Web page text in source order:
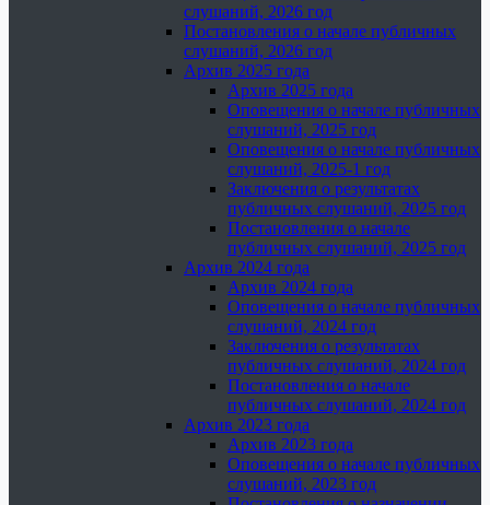
слушаний, 2026 год
Постановления о начале публичных
слушаний, 2026 год
Архив 2025 года
Архив 2025 года
Оповещения о начале публичных
слушаний, 2025 год
Оповещения о начале публичных
слушаний, 2025-1 год
Заключения о результатах
публичных слушаний, 2025 год
Постановления о начале
публичных слушаний, 2025 год
Архив 2024 года
Архив 2024 года
Оповещения о начале публичных
слушаний, 2024 год
Заключения о результатах
публичных слушаний, 2024 год
Постановления о начале
публичных слушаний, 2024 год
Архив 2023 года
Архив 2023 года
Оповещения о начале публичных
слушаний, 2023 год